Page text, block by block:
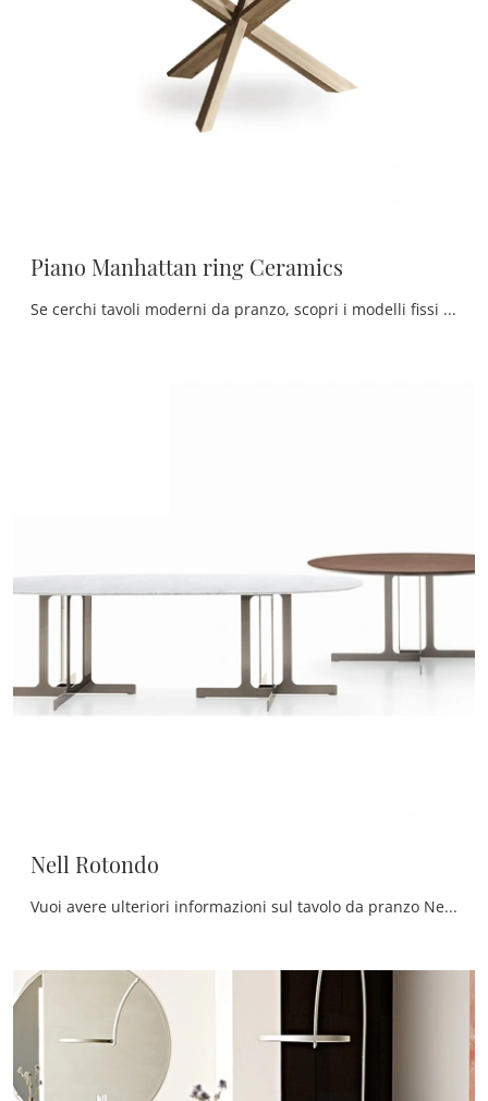
Piano Manhattan ring Ceramics
Se cerchi tavoli moderni da pranzo, scopri i modelli fissi di Devina Nais: clicca e scopri il modello Piano Manhattan ring Ceramics in ceramica.
Nell Rotondo
Vuoi avere ulteriori informazioni sul tavolo da pranzo Nell Rotondo di Ditre Italia? Clicca e ottieni informazioni sui modelli fissi del brand.